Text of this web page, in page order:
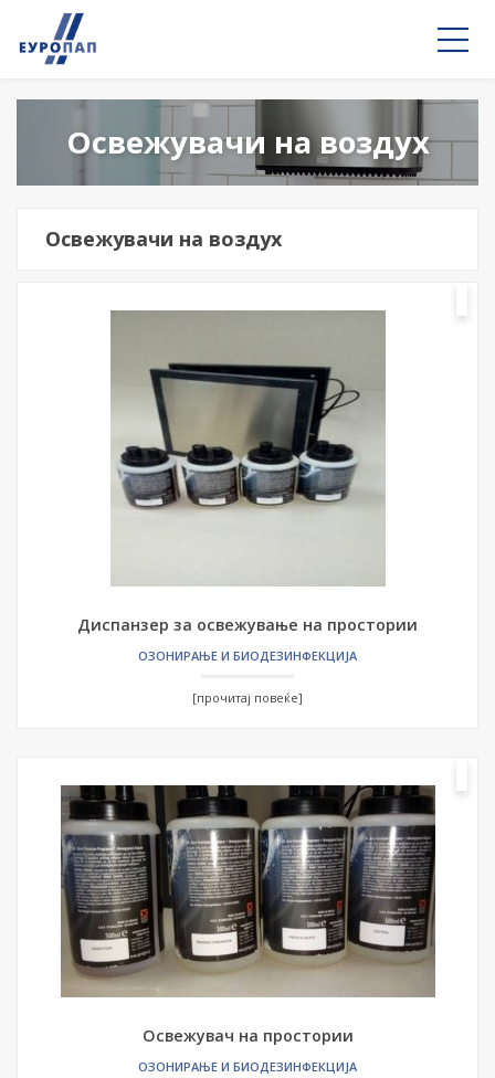
Освежувачи на воздух
Освежувачи на воздух
Диспанзер за освежување на простории
ОЗОНИРАЊЕ И БИОДЕЗИНФЕКЦИЈА
[прочитај повеќе]
Освежувач на простории
ОЗОНИРАЊЕ И БИОДЕЗИНФЕКЦИЈА